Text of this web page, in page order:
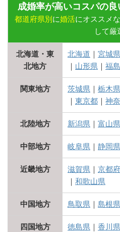
成婚率が高いコスパの良
都道府県別に婚活にオススメな
して厳
北海道・東
北地方
北海道 ｜ 宮城県
｜ 山形県 ｜ 福
関東地方 茨城県 ｜ 栃木県
｜ 東京都 ｜ 神
北陸地方 新潟県 ｜ 富山県
中部地方 岐阜県 ｜ 静岡県
近畿地方 滋賀県 ｜ 京都府
｜ 和歌山県
中国地方 鳥取県 ｜ 島根県
四国地方 徳島県 ｜ 香川県